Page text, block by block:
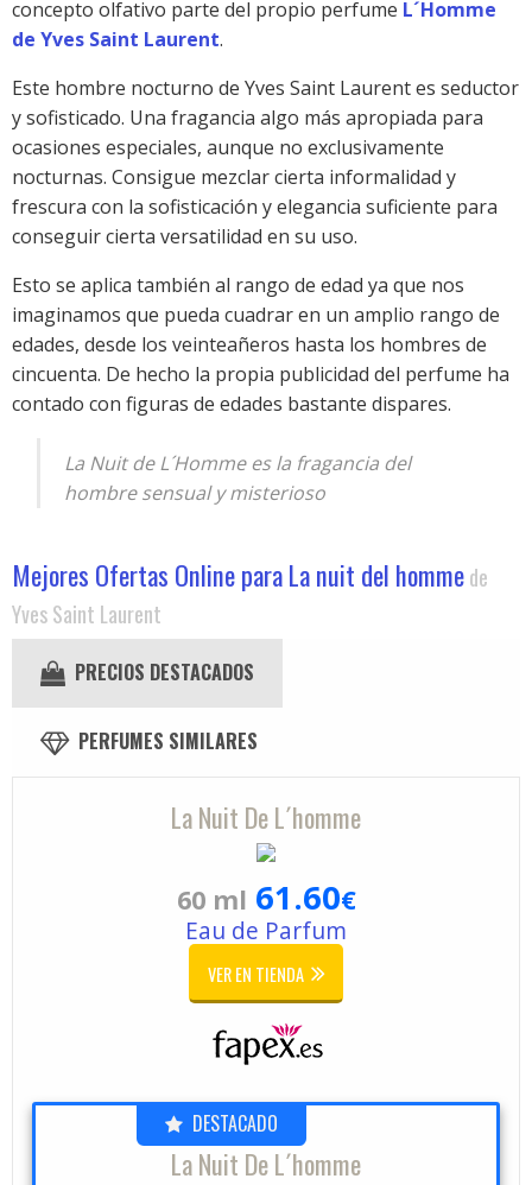
concepto olfativo parte del propio perfume L´Homme
de Yves Saint Laurent.
Este hombre nocturno de Yves Saint Laurent es seductor
y sofisticado. Una fragancia algo más apropiada para
ocasiones especiales, aunque no exclusivamente
nocturnas. Consigue mezclar cierta informalidad y
frescura con la sofisticación y elegancia suficiente para
conseguir cierta versatilidad en su uso.
Esto se aplica también al rango de edad ya que nos
imaginamos que pueda cuadrar en un amplio rango de
edades, desde los veinteañeros hasta los hombres de
cincuenta. De hecho la propia publicidad del perfume ha
contado con figuras de edades bastante dispares.
La Nuit de L´Homme es la fragancia del
hombre sensual y misterioso
Mejores Ofertas Online para La nuit del hommede
Yves Saint Laurent
PRECIOS DESTACADOS
PERFUMES SIMILARES
La Nuit De L´homme
60 ml 61.60€
Eau de Parfum
VER EN TIENDA
DESTACADO
La Nuit De L´homme